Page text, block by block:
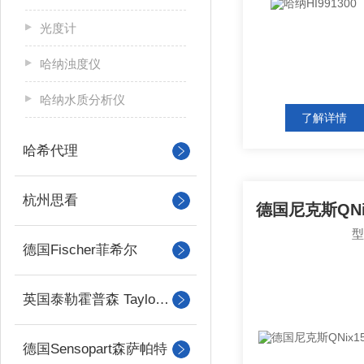
光度计
哈纳浊度仪
哈纳水质分析仪
哈希代理
杭州思看
德国Fischer菲希尔
英国泰勒霍普森 Taylor Hobson
德国Sensopart森萨帕特
了解详情